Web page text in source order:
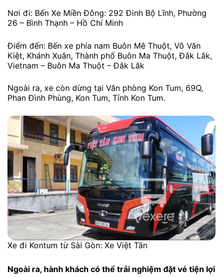
Nơi đi: Bến Xe Miền Đông: 292 Đinh Bộ Lĩnh, Phường
26 – Bình Thạnh – Hồ Chí Minh
Điểm đến: Bến xe phía nam Buôn Mê Thuột, Võ Văn
Kiệt, Khánh Xuân, Thành phố Buôn Ma Thuột, Đắk Lắk,
Vietnam – Buôn Ma Thuột – Đắk Lắk
Ngoài ra, xe còn dừng tại Văn phòng Kon Tum, 69Q,
Phan Đình Phùng, Kon Tum, Tỉnh Kon Tum.
Xe đi Kontum từ Sài Gòn: Xe Việt Tân
Ngoài ra, hành khách có thể trải nghiệm đặt vé tiện lợi